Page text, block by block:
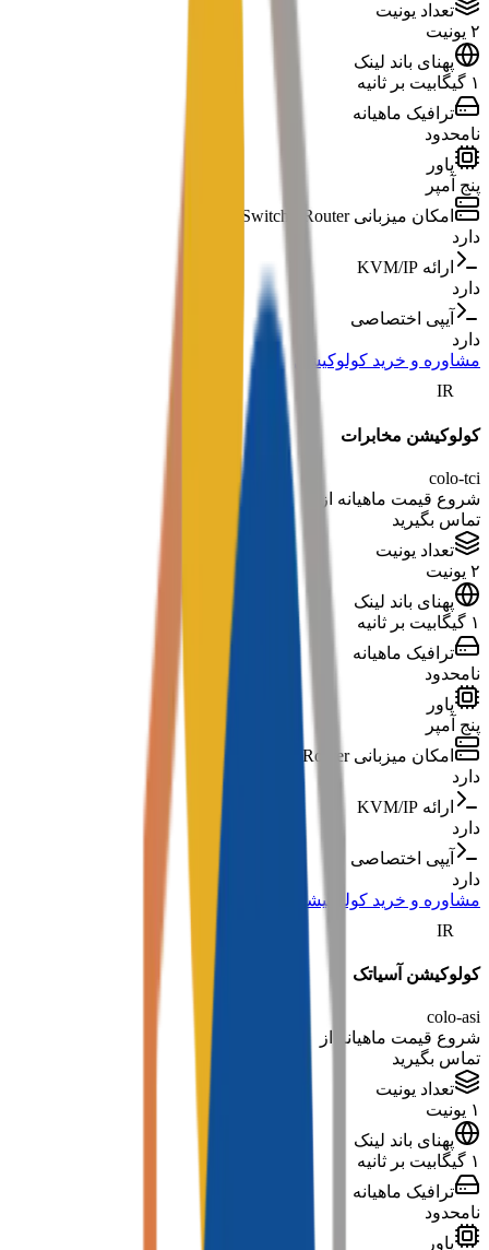
تعداد یونیت
۲ یونیت
پهنای باند لینک
۱ گیگابیت بر ثانیه
ترافیک ماهیانه
نامحدود
پاور
پنج آمپر
امکان میزبانی Switch / Router
دارد
ارائه KVM/IP
دارد
آیپی اختصاصی
دارد
مشاوره و خرید کولوکیشن
IR
کولوکیشن مخابرات
colo-tci
شروع قیمت ماهیانه از
تماس بگیرید
تعداد یونیت
۲ یونیت
پهنای باند لینک
۱ گیگابیت بر ثانیه
ترافیک ماهیانه
نامحدود
پاور
پنج آمپر
امکان میزبانی Switch / Router
دارد
ارائه KVM/IP
دارد
آیپی اختصاصی
دارد
مشاوره و خرید کولوکیشن
IR
کولوکیشن آسیاتک
colo-asi
شروع قیمت ماهیانه از
تماس بگیرید
تعداد یونیت
۱ یونیت
پهنای باند لینک
۱ گیگابیت بر ثانیه
ترافیک ماهیانه
نامحدود
پاور